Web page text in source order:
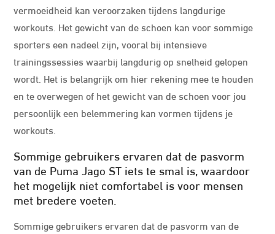
vermoeidheid kan veroorzaken tijdens langdurige
workouts. Het gewicht van de schoen kan voor sommige
sporters een nadeel zijn, vooral bij intensieve
trainingssessies waarbij langdurig op snelheid gelopen
wordt. Het is belangrijk om hier rekening mee te houden
en te overwegen of het gewicht van de schoen voor jou
persoonlijk een belemmering kan vormen tijdens je
workouts.
Sommige gebruikers ervaren dat de pasvorm
van de Puma Jago ST iets te smal is, waardoor
het mogelijk niet comfortabel is voor mensen
met bredere voeten.
Sommige gebruikers ervaren dat de pasvorm van de